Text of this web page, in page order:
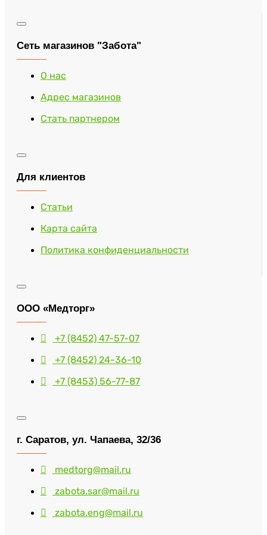
Сеть магазинов "Забота"
О нас
Адрес магазинов
Стать партнером
Для клиентов
Статьи
Карта сайта
Политика конфиденциальности
ООО «Медторг»
+7 (8452) 47-57-07
+7 (8452) 24-36-10
+7 (8453) 56-77-87
г. Саратов, ул. Чапаева, 32/36
medtorg@mail.ru
zabota.sar@mail.ru
zabota.eng@mail.ru